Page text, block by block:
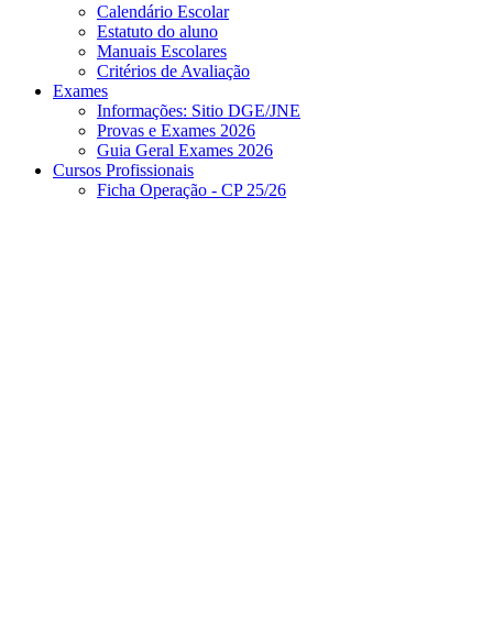
Calendário Escolar
Estatuto do aluno
Manuais Escolares
Critérios de Avaliação
Exames
Informações: Sitio DGE/JNE
Provas e Exames 2026
Guia Geral Exames 2026
Cursos Profissionais
Ficha Operação - CP 25/26